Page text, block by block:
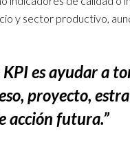
y sector productivo,
es ayudar a
proyecto,
acción futura.”